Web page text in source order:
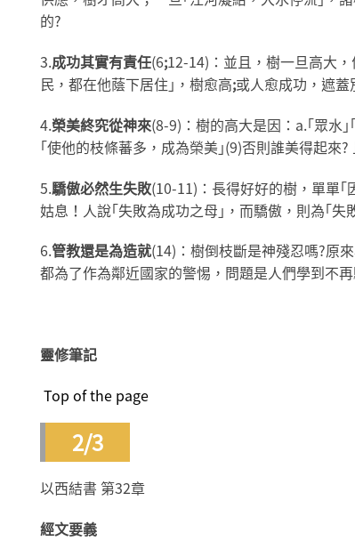
的?
3.成功其實有責任(6;12-14)：並且，樹一旦高大
民，都在他蔭下居住｣，樹愈高;或人愈成功，遮蓋
4.榮美終究從神來(8-9)：樹的高大是因：a.｢眾水
｢使他的枝條蕃多，成為榮美｣(9)否則誰美得起來
5.驕傲必然生失敗(10-11)：長得好好的樹，單單
姑息！人說｢失敗為成功之母｣，而驕傲，則為｢失
6.管教還是為造就(14)：樹倒枝斷是神殘忍嗎?原
都為了作為鄰近國家的警惕，問題是人們學到不
靈修筆記
Top of the page
2/3
以西結書 第32章
經文要義